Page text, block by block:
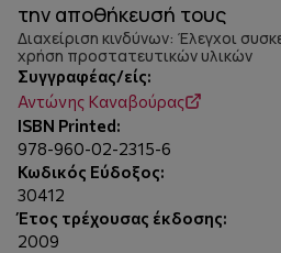
την αποθήκευσή τους
Διαχείριση κινδύνων: Έλεγχοι
χρήση προστατευτικών υλικών
Συγγραφέας/είς:
Αντώνης Καναβούρας
ISBN Printed:
978-960-02-2315-6
Κωδικός Εύδοξος:
30412
Έτος τρέχουσας έκδοσης:
2009